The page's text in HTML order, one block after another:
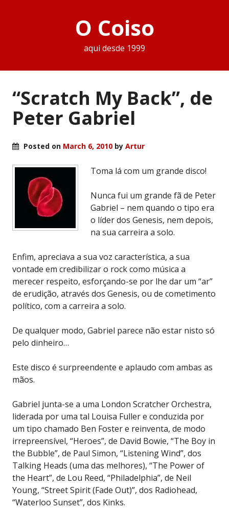
O Coiso
aqui desde 1999
“Scratch My Back”, de
Peter Gabriel
Posted on March 6, 2010 by Artur
Toma lá com um grande disco!
Nunca fui um grande fã de Peter
Gabriel – nem quando o tipo era
o líder dos Genesis, nem depois,
na sua carreira a solo.
Enfim, apreciava a sua voz característica, a sua
vontade em credibilizar o rock como música a
merecer respeito, esforçando-se por lhe dar um “ar”
de erudição, através dos Genesis, ou de cometimento
político, com a carreira a solo.
De qualquer modo, Gabriel parece não estar nisto só
pelo dinheiro…
Este disco é surpreendente e aplaudo com ambas as
mãos.
Gabriel junta-se a uma London Scratcher Orchestra,
liderada por uma tal Louisa Fuller e conduzida por
um tipo chamado Ben Foster e reinventa, de modo
irrepreensível, “Heroes”, de David Bowie, “The Boy in
the Bubble”, de Paul Simon, “Listening Wind”, dos
Talking Heads (uma das melhores), “The Power of
the Heart”, de Lou Reed, “Philadelphia”, de Neil
Young, “Street Spirit (Fade Out)”, dos Radiohead,
“Waterloo Sunset”, dos Kinks.